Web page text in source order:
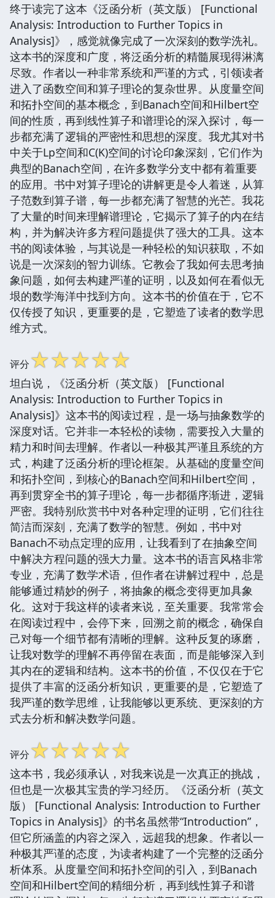
终于读完了这本《泛函分析（英文版） [Functional
Analysis: Introduction to Further Topics in
Analysis]》，感觉就像完成了一次深刻的数学洗礼。
这本书的深度和广度，将泛函分析的精髓展现得淋漓
尽致。作者以一种非常系统和严谨的方式，引领读者
进入了函数空间和算子理论的复杂世界。从度量空间
和拓扑空间的基本概念，到Banach空间和Hilbert空
间的性质，再到线性算子和谱理论的深入探讨，每一
步都充满了逻辑的严密性和思想的深度。我尤其对书
中关于Lp空间和C(K)空间的讨论印象深刻，它们作为
典型的Banach空间，在许多数学分支中都有着重要
的应用。书中对算子理论的讲解更是令人着迷，从算
子范数到算子谱，每一步都充满了智慧的光芒。我花
了大量的时间来理解谱理论，它揭示了算子的内在结
构，并为解决许多方程问题提供了强大的工具。这本
书的阅读体验，与其说是一种轻松的知识获取，不如
说是一次深刻的智力训练。它教会了我如何去思考抽
象问题，如何去构建严谨的证明，以及如何在看似无
垠的数学海洋中找到方向。这本书的价值在于，它不
仅传授了知识，更重要的是，它塑造了读者的数学思
维方式。
评分☆☆☆☆☆
坦白说，《泛函分析（英文版） [Functional
Analysis: Introduction to Further Topics in
Analysis]》这本书的阅读过程，是一场与抽象数学的
深度对话。它并非一本轻松的读物，需要投入大量的
精力和时间去理解。作者以一种极其严谨且系统的方
式，构建了泛函分析的理论框架。从基础的度量空间
和拓扑空间，到核心的Banach空间和Hilbert空间，
再到贯穿全书的算子理论，每一步都循序渐进，逻辑
严密。我特别欣赏书中对各种定理的证明，它们往往
简洁而深刻，充满了数学的智慧。例如，书中对
Banach不动点定理的应用，让我看到了在抽象空间
中解决方程问题的强大力量。这本书的语言风格非常
专业，充满了数学术语，但作者在讲解过程中，总是
能够通过精妙的例子，将抽象的概念变得更加具象
化。这对于我这样的读者来说，至关重要。我常常会
在阅读过程中，会停下来，回溯之前的概念，确保自
己对每一个细节都有清晰的理解。这种反复的琢磨，
让我对数学的理解不再停留在表面，而是能够深入到
其内在的逻辑和结构。这本书的价值，不仅仅在于它
提供了丰富的泛函分析知识，更重要的是，它塑造了
我严谨的数学思维，让我能够以更系统、更深刻的方
式去分析和解决数学问题。
评分☆☆☆☆☆
这本书，我必须承认，对我来说是一次真正的挑战，
但也是一次极其宝贵的学习经历。《泛函分析（英文
版） [Functional Analysis: Introduction to Further
Topics in Analysis]》的书名虽然带“Introduction”，
但它所涵盖的内容之深入，远超我的想象。作者以一
种极其严谨的态度，为读者构建了一个完整的泛函分
析体系。从度量空间和拓扑空间的引入，到Banach
空间和Hilbert空间的精细分析，再到线性算子和谱